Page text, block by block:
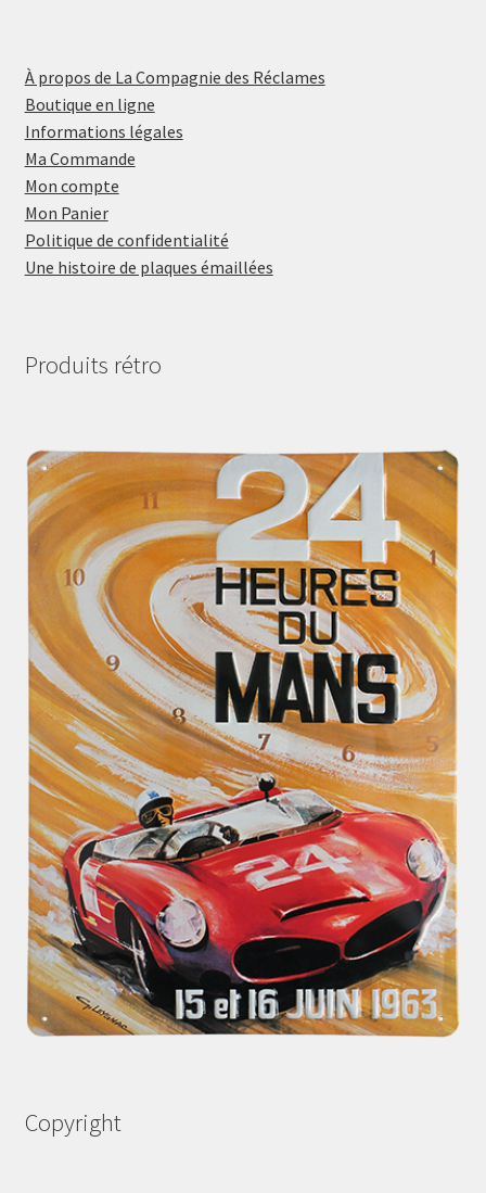
À propos de La Compagnie des Réclames
Boutique en ligne
Informations légales
Ma Commande
Mon compte
Mon Panier
Politique de confidentialité
Une histoire de plaques émaillées
Produits rétro
Copyright